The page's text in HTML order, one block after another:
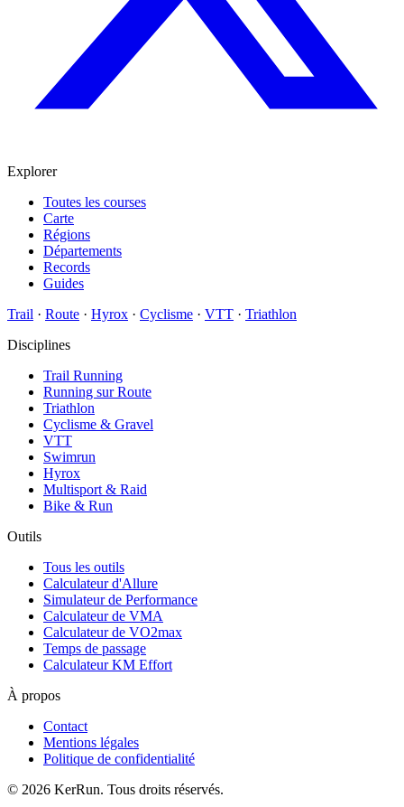
Explorer
Toutes les courses
Carte
Régions
Départements
Records
Guides
Trail · Route · Hyrox · Cyclisme · VTT · Triathlon
Disciplines
Trail Running
Running sur Route
Triathlon
Cyclisme & Gravel
VTT
Swimrun
Hyrox
Multisport & Raid
Bike & Run
Outils
Tous les outils
Calculateur d'Allure
Simulateur de Performance
Calculateur de VMA
Calculateur de VO2max
Temps de passage
Calculateur KM Effort
À propos
Contact
Mentions légales
Politique de confidentialité
© 2026 KerRun. Tous droits réservés.